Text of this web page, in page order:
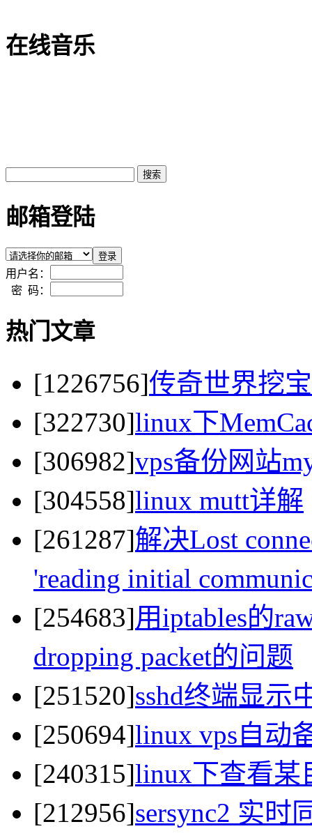
在线音乐
邮箱登陆
用户名：
密 码：
热门文章
[1226756]传奇世界挖
[322730]linux下
[306982]vps备份网站
[304558]linux mutt详解
[261287]解决Lost
'reading initial
[254683]用iptables的
dropping packet的问题
[251520]sshd终端显示
[250694]linux vps自动
[240315]linux下查看某
[212956]sersync2 实